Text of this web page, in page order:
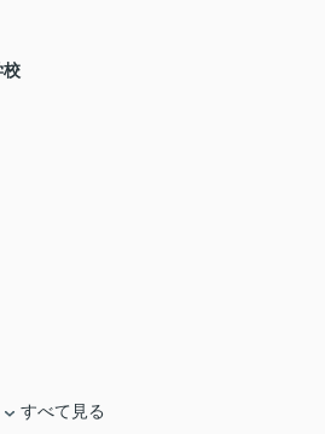
校
すべて見る